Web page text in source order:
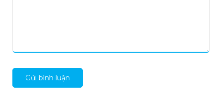
Gửi bình luận